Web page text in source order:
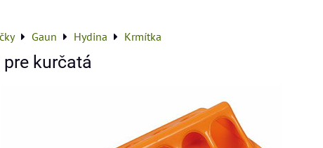
Gaun Hydina Krmítka
kurčatá